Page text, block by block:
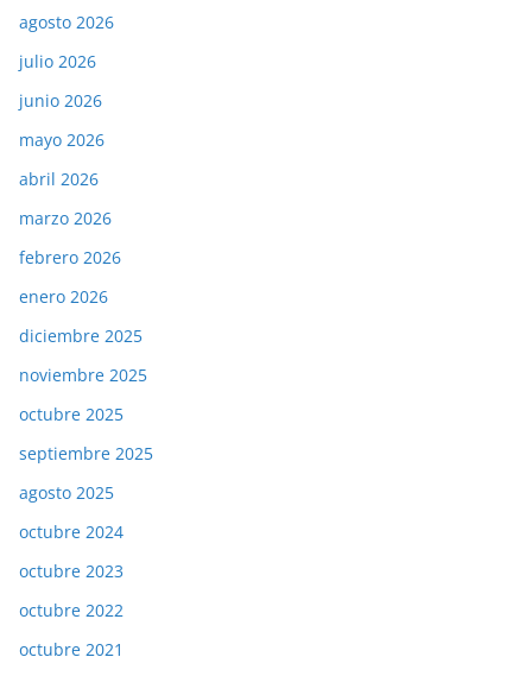
agosto 2026
julio 2026
junio 2026
mayo 2026
abril 2026
marzo 2026
febrero 2026
enero 2026
diciembre 2025
noviembre 2025
octubre 2025
septiembre 2025
agosto 2025
octubre 2024
octubre 2023
octubre 2022
octubre 2021